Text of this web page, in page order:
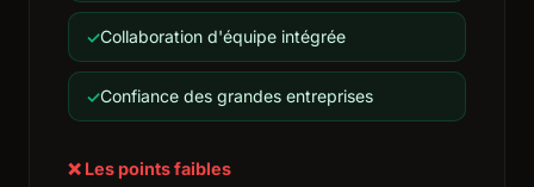
Collaboration d'équipe intégrée
Confiance des grandes entreprises
❌ Les points faibles